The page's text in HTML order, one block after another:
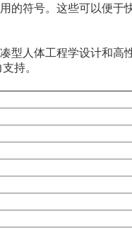
的符号。这些可以便于
型人体工程学设计和高
持。